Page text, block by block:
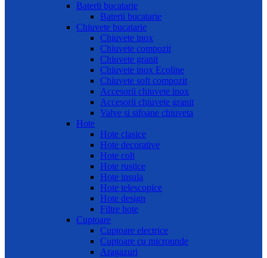
Baterii bucatarie
Baterii bucatarie
Chiuvete bucatarie
Chiuvete inox
Chiuvete compozit
Chiuvete granit
Chiuvete inox Ecoline
Chiuvete soft compozit
Accesorii chiuvete inox
Accesorii chiuvete granit
Valve si sifoane chiuveta
Hote
Hote clasice
Hote decorative
Hote colt
Hote rustice
Hote insula
Hote telescopice
Hote design
Filtre hote
Cuptoare
Cuptoare electrice
Cuptoare cu microunde
Aragazuri